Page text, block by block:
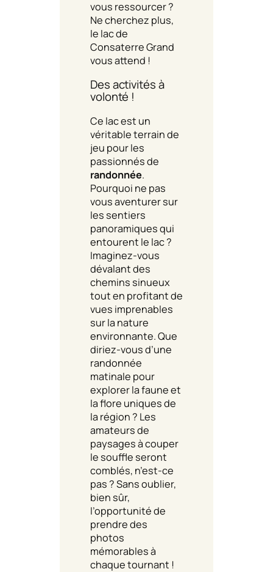
vous ressourcer ?
Ne cherchez plus,
le lac de
Consaterre Grand
vous attend !
Des activités à
volonté !
Ce lac est un
véritable terrain de
jeu pour les
passionnés de
randonnée.
Pourquoi ne pas
vous aventurer sur
les sentiers
panoramiques qui
entourent le lac ?
Imaginez-vous
dévalant des
chemins sinueux
tout en profitant de
vues imprenables
sur la nature
environnante. Que
diriez-vous d’une
randonnée
matinale pour
explorer la faune et
la flore uniques de
la région ? Les
amateurs de
paysages à couper
le souffle seront
comblés, n’est-ce
pas ? Sans oublier,
bien sûr,
l’opportunité de
prendre des
photos
mémorables à
chaque tournant !